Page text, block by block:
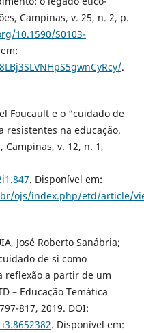
Campinas, v. 25, n. 2, p.
10.1590/S0103-
.
Foucault e o “cuidado de
resistentes na educação.
Campinas, v. 12, n. 1,
. Disponível em:
ojs/index.php/etd/article/
José Roberto Sanábria;
de si como
reflexão a partir de um
– Educação Temática
817, 2019. DOI:
. Disponível em: